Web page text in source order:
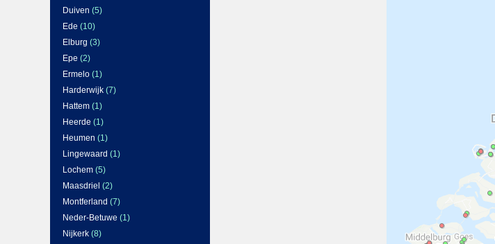
Duiven (5)
Ede (10)
Elburg (3)
Epe (2)
Ermelo (1)
Harderwijk (7)
Hattem (1)
Heerde (1)
Heumen (1)
Lingewaard (1)
Lochem (5)
Maasdriel (2)
Montferland (7)
Neder-Betuwe (1)
Nijkerk (8)